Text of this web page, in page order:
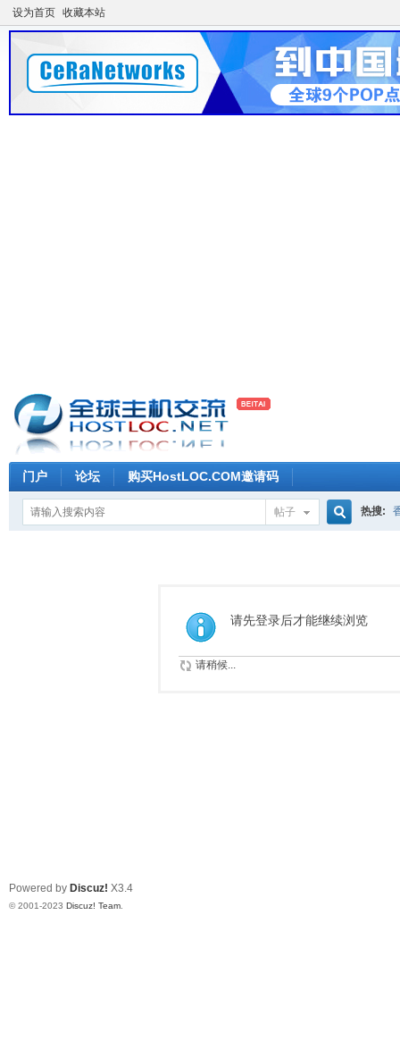
设为首页 收藏本站
门户 论坛 购买HostLOC.COM邀请码
帖子
索
热搜:
请先登录后才能继续浏览
请稍候...
Powered by Discuz! X3.4
© 2001-2023 Discuz! Team